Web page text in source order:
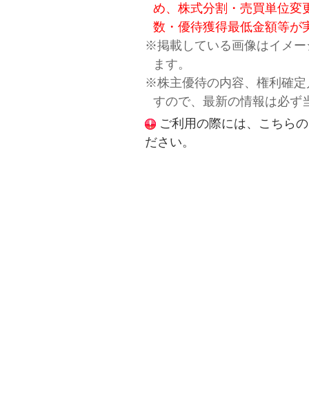
め、株式分割・売買単位変
数・優待獲得最低金額等が
※掲載している画像はイメ
ます。
※株主優待の内容、権利確
すので、最新の情報は必ず
ご利用の際には、こちら
ださい。